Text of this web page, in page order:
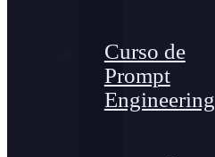
Curso de
Prompt
Engineering